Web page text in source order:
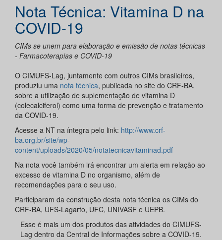
Nota Técnica: Vitamina D na
COVID-19
CIMs se unem para elaboração e emissão de notas técnicas
- Farmacoterapias e COVID-19
O CIMUFS-Lag, juntamente com outros CIMs brasileiros,
produziu uma nota técnica, publicada no site do CRF-BA,
sobre a utilização de suplementação de vitamina D
(colecalciferol) como uma forma de prevenção e tratamento
da COVID-19.
Acesse a NT na íntegra pelo link: http://www.crf-
ba.org.br/site/wp-
content/uploads/2020/05/notatecnicavitaminad.pdf
Na nota você também irá encontrar um alerta em relação ao
excesso de vitamina D no organismo, além de
recomendações para o seu uso.
Participaram da construção desta nota técnica os CIMs do
CRF-BA, UFS-Lagarto, UFC, UNIVASF e UEPB.
Esse é mais um dos produtos das atividades do CIMUFS-
Lag dentro da Central de Informações sobre a COVID-19.